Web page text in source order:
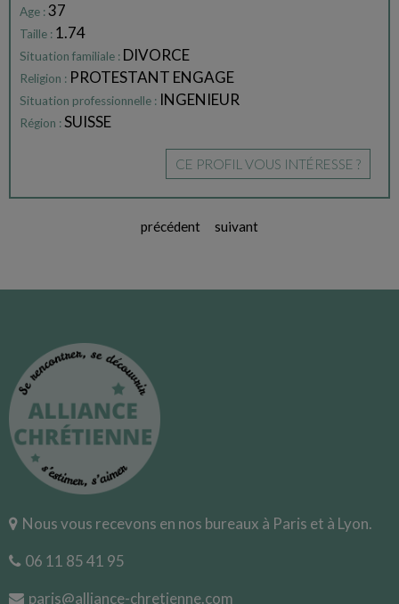
Age :37
Taille : 1.74
Situation familiale : DIVORCE
Religion : PROTESTANT ENGAGE
Situation professionnelle : INGENIEUR
Région :SUISSE
CE PROFIL VOUS INTÉRESSE ?
précédent suivant
Nous vous recevons en nos bureaux à Paris et à Lyon.
06 11 85 41 95
paris@alliance-chretienne.com